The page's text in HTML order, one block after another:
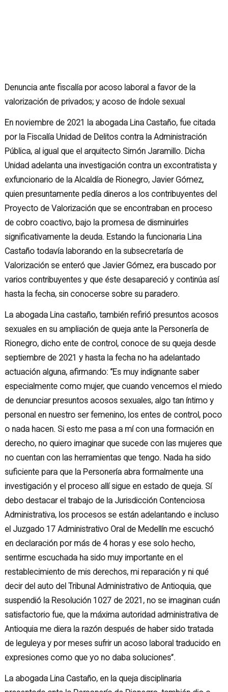
Denuncia ante fiscalía por acoso laboral a favor de la
valorización de privados; y acoso de índole sexual
En noviembre de 2021 la abogada Lina Castaño, fue citada
por la Fiscalía Unidad de Delitos contra la Administración
Pública, al igual que el arquitecto Simón Jaramillo. Dicha
Unidad adelanta una investigación contra un excontratista y
exfuncionario de la Alcaldía de Rionegro, Javier Gómez,
quien presuntamente pedía dineros a los contribuyentes del
Proyecto de Valorización que se encontraban en proceso
de cobro coactivo, bajo la promesa de disminuirles
significativamente la deuda. Estando la funcionaria Lina
Castaño todavía laborando en la subsecretaría de
Valorización se enteró que Javier Gómez, era buscado por
varios contribuyentes y que éste desapareció y continúa así
hasta la fecha, sin conocerse sobre su paradero.
La abogada Lina castaño, también refirió presuntos acosos
sexuales en su ampliación de queja ante la Personería de
Rionegro, dicho ente de control, conoce de su queja desde
septiembre de 2021 y hasta la fecha no ha adelantado
actuación alguna, afirmando: “Es muy indignante saber
especialmente como mujer, que cuando vencemos el miedo
de denunciar presuntos acosos sexuales, algo tan íntimo y
personal en nuestro ser femenino, los entes de control, poco
o nada hacen. Si esto me pasa a mí con una formación en
derecho, no quiero imaginar que sucede con las mujeres que
no cuentan con las herramientas que tengo. Nada ha sido
suficiente para que la Personería abra formalmente una
investigación y el proceso allí sigue en estado de queja. Sí
debo destacar el trabajo de la Jurisdicción Contenciosa
Administrativa, los procesos se están adelantando e incluso
el Juzgado 17 Administrativo Oral de Medellín me escuchó
en declaración por más de 4 horas y ese solo hecho,
sentirme escuchada ha sido muy importante en el
restablecimiento de mis derechos, mi reparación y ni qué
decir del auto del Tribunal Administrativo de Antioquia, que
suspendió la Resolución 1027 de 2021, no se imaginan cuán
satisfactorio fue, que la máxima autoridad administrativa de
Antioquia me diera la razón después de haber sido tratada
de leguleya y por meses sufrir un acoso laboral traducido en
expresiones como que yo no daba soluciones”.
La abogada Lina Castaño, en la queja disciplinaria